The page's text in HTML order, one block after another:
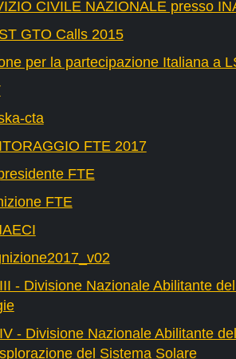
CIVILE NAZIONALE presso
GTO Calls 2015
per la partecipazione Italiana a
cta
FTE 2017
FTE
FTE
- Divisione Nazionale Abilitante
- Divisione Nazionale Abilitante
del Sistema Solare